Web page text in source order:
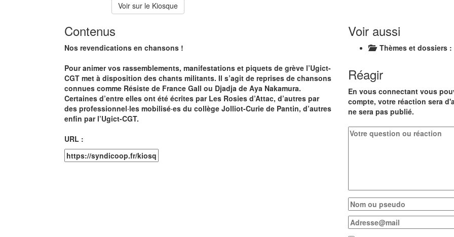
Voir sur le Kiosque
Contenus
Nos revendications en chansons !
Pour animer vos rassemblements, manifestations et piquets de grève l’Ugict-
CGT met à disposition des chants militants. Il s’agit de reprises de chansons
connues comme Résiste de France Gall ou Djadja de Aya Nakamura.
Certaines d’entre elles ont été écrites par Les Rosies d’Attac, d’autres par
des professionnel·les mobilisé·es du collège Jolliot-Curie de Pantin, d’autres
enfin par l’Ugict-CGT.
URL :
Voir aussi
Thèmes et dossiers :
Réagir
En vous connectant vous
compte, votre réaction sera
ne sera pas publié.